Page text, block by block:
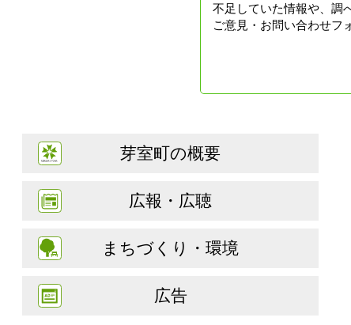
不足していた情報や、調
ご意見・お問い合わせフ
芽室町の概要
広報・広聴
まちづくり・環境
広告